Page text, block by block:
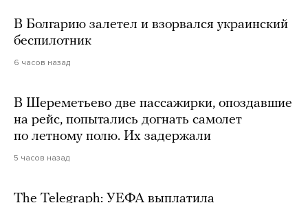
В Болгарию залетел и взорвался украинский
беспилотник
6 часов назад
В Шереметьево две пассажирки, опоздавшие
на рейс, попытались догнать самолет
по летному полю. Их задержали
5 часов назад
The Telegraph: УЕФА выплатила